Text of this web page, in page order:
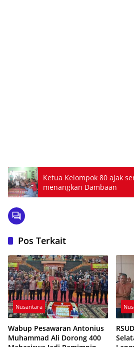
Ketua Kelompok 80 ajak
menangkan Dambaan
Pos Terkait
Nusantara
Wabup Pesawaran Antonius
Muhammad Ali Dorong 400